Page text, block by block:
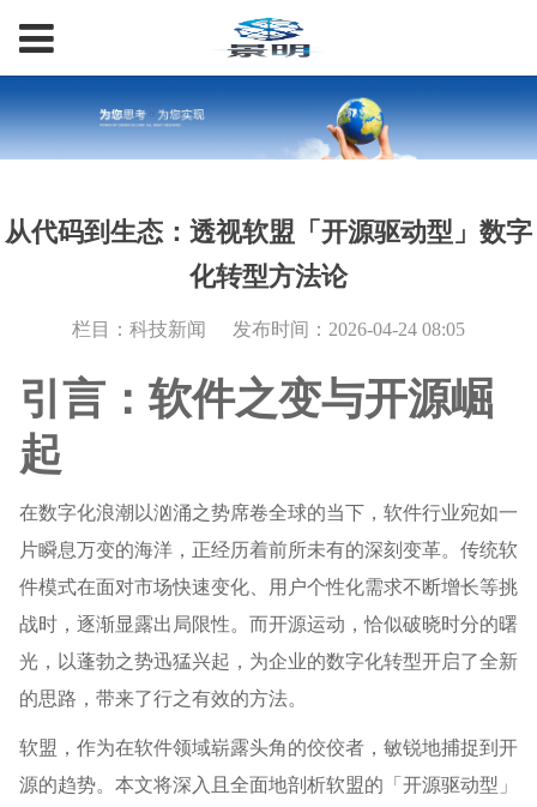
从代码到生态：透视软盟「开源驱动型」数字
化转型方法论
栏目：科技新闻 发布时间：2026-04-24 08:05
引言：软件之变与开源崛
起
在数字化浪潮以汹涌之势席卷全球的当下，软件行业宛如一
片瞬息万变的海洋，正经历着前所未有的深刻变革。传统软
件模式在面对市场快速变化、用户个性化需求不断增长等挑
战时，逐渐显露出局限性。而开源运动，恰似破晓时分的曙
光，以蓬勃之势迅猛兴起，为企业的数字化转型开启了全新
的思路，带来了行之有效的方法。
软盟，作为在软件领域崭露头角的佼佼者，敏锐地捕捉到开
源的趋势。本文将深入且全面地剖析软盟的「开源驱动型」